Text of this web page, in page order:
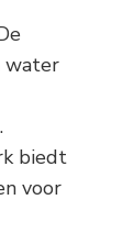
water
biedt
voor